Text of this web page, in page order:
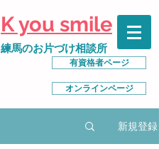
K you smile
練馬のお片づけ相談所
有資格者ページ
オンラインページ
新規登録